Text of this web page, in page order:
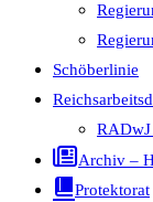
Schöberlinie
Archiv –
Protektorat